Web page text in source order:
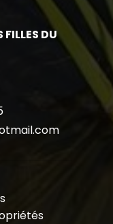
FILLES DU